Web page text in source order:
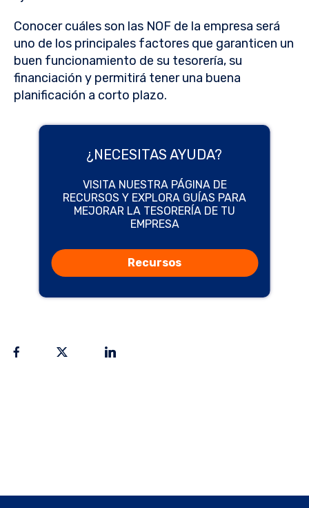
Conocer cuáles son las NOF de la empresa será
uno de los principales factores que garanticen un
buen funcionamiento de su tesorería, su
financiación y permitirá tener una buena
planificación a corto plazo.
¿NECESITAS AYUDA?
VISITA NUESTRA PÁGINA DE
RECURSOS Y EXPLORA GUÍAS PARA
MEJORAR LA TESORERÍA DE TU
EMPRESA
Recursos